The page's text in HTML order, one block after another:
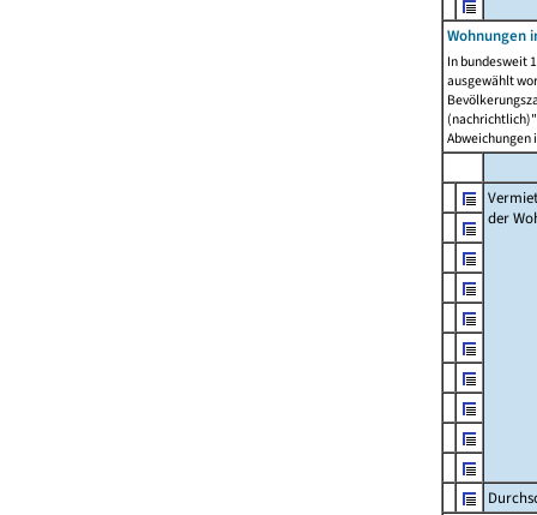
Wohnungen
In bundesweit
ausgewählt
Abweichungen
der